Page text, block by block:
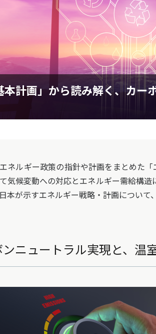
本計画」から読み解く、カ
ネルギー政策の指針や計画をまとめた
気候変動への対応とエネルギー需給構
本が示すエネルギー戦略・計画について
ンニュートラル実現と、温